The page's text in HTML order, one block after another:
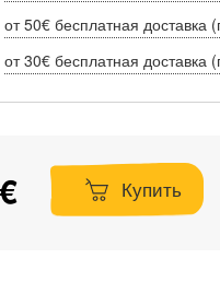
от 50€ бесплатная
от 30€ бесплатная доставка
Купить